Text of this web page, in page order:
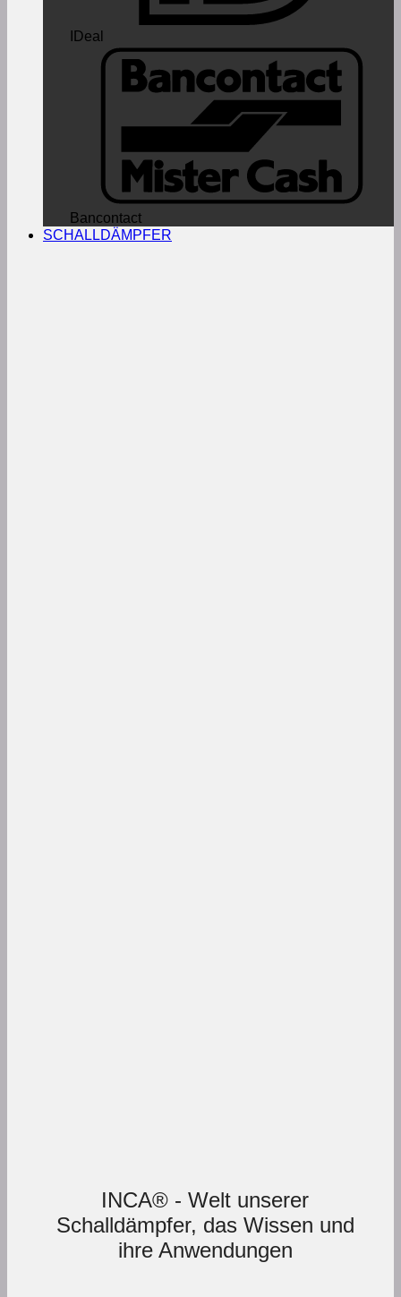
IDeal
Bancontact
SCHALLDÄMPFER
INCA® - Welt unserer
Schalldämpfer, das Wissen und
ihre Anwendungen